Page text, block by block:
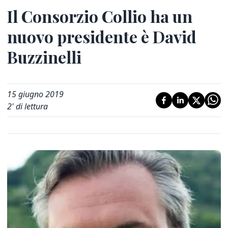
Il Consorzio Collio ha un
nuovo presidente è David
Buzzinelli
15 giugno 2019
2' di lettura